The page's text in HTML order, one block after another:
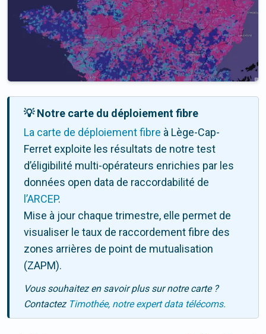
💡 Notre carte du déploiement fibre
La carte de déploiement fibre à Lège-Cap-
Ferret exploite les résultats de notre test
d’éligibilité multi-opérateurs enrichies par les
données open data de raccordabilité de
l’ARCEP.
Mise à jour chaque trimestre, elle permet de
visualiser le taux de raccordement fibre des
zones arrières de point de mutualisation
(ZAPM).
Vous souhaitez en savoir plus sur notre carte ?
Contactez Timothée, notre expert data télécoms.